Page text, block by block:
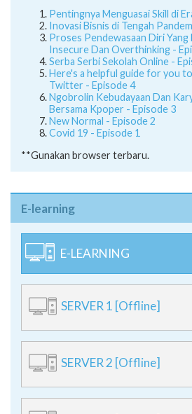
Pentingnya Menguasai Skill di
Inovasi Bisnis di Tengah
Proses Pendewasaan Diri Yang
Insecure Dan Overthinking -
Serba Serbi Sekolah Online -
Here's a helpful guide for you
Twitter - Episode 4
Ngobrolin Kebudayaan Dan
Bersama Kpoper - Episode 3
New Normal - Episode 2
Covid 19 - Episode 1
**Gunakan browser terbaru.
E-learning
E-LEARNING
SERVER 1 [Offline]
SERVER 2 [Offline]